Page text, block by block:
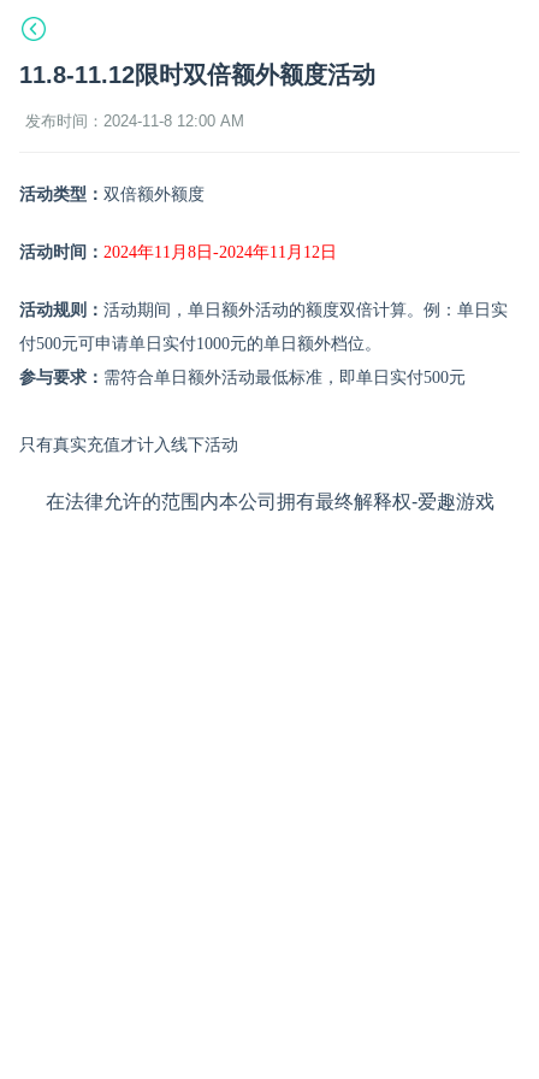
11.8-11.12限时双倍额外额度活动
发布时间：2024-11-8 12:00 AM
活动类型： 双倍额外额度
活动时间： 2024年11月8日-2024年11月12日
活动规则： 活动期间，单日额外活动的额度双倍计算。例：单日实
付500元可申请单日实付1000元的单日额外档位。
参与要求： 需符合单日额外活动最低标准，即单日实付500元
只有真实充值才计入线下活动
在法律允许的范围内本公司拥有最终解释权-爱趣游戏